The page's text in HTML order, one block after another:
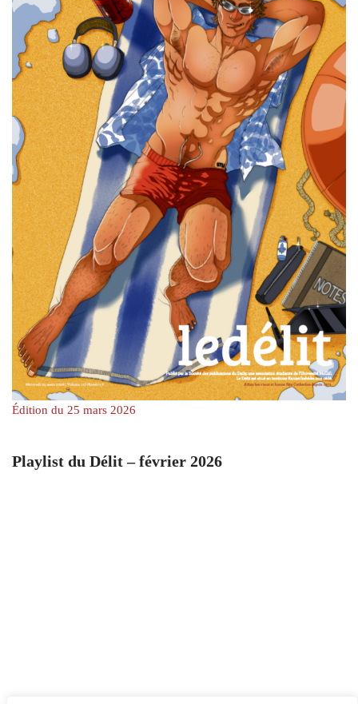
Édition du 25 mars 2026
Playlist du Délit – février 2026